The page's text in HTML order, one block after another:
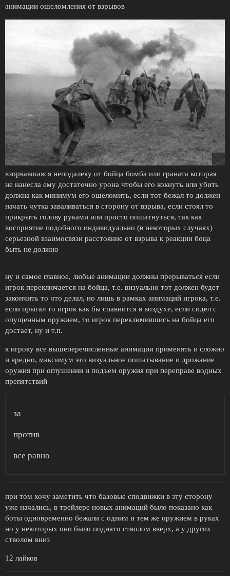
анимации ошеломления от взрывов
взорвавшаяся неподалеку от бойца бомба или граната которая
не нанесла ему достаточно урона чтобы его кокнуть или убить
должна как минимум его ошеломить, если тот бежал то должен
начать чутка заваливаться в сторону от взрыва, если стоял то
прикрыть голову руками или просто пошатнуться, так как
восприятие подобного индивидуально (в некоторых случаях)
серьезной взаимосвязи расстояние от взрыва к реакции боца
быть не должно
ну и самое главное, любые анимации должны прерываться если
игрок переключается на бойца, т.е. визуально тот должен будет
закончить то что делал, но лишь в рамках анимаций игрока, т.е.
если прыгал то игрок как бы спавнится в воздухе, если сидел с
опущенным оружием, то игрок переключившись на бойца его
достает, ну и т.п.
к игроку все вышеперечисленные анимации применять и сложно
и вредно, максимум это визуальное пошатывание и дрожание
оружия при оглушении и подъем оружия при переправе водных
препятствий
за
против
все равно
при том хочу заметить что базовые сподвижки в эту сторону
уже начались, в трейлере новых анимаций было показано как
боты одновременно бежали с одним и тем же оружием в руках
но у некоторых оно было поднято стволом вверх, а у других
стволом вниз
12 лайков